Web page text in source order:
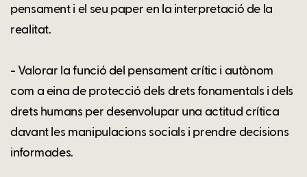
pensament i el seu paper en la interpretació de la
realitat.
- Valorar la funció del pensament crític i autònom
com a eina de protecció dels drets fonamentals i dels
drets humans per desenvolupar una actitud crítica
davant les manipulacions socials i prendre decisions
informades.